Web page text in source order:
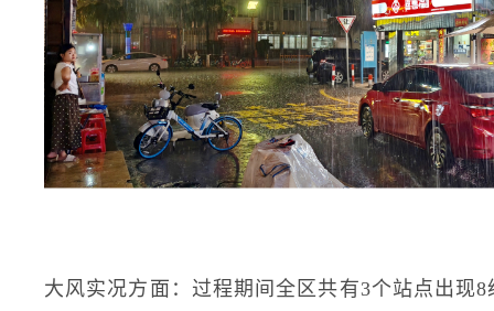
大风实况方面：过程期间全区共有3个站点出现